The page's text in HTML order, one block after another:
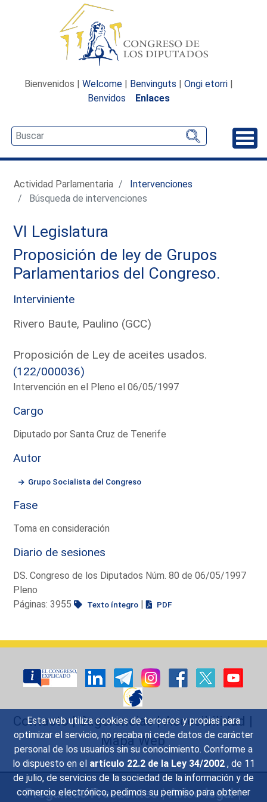
Esta web utiliza cookies de terceros y propias para
optimizar el servicio, no recaba ni cede datos de carácter
personal de los usuarios sin su conocimiento. Conforme a
lo dispuesto en el artículo 22.2 de la Ley 34/2002 , de 11
de julio, de servicios de la sociedad de la información y de
comercio electrónico, pedimos su permiso para obtener
Bienvenidos | Welcome | Benvinguts | Ongi etorri |
Benvidos
Enlaces
Actividad Parlamentaria
Intervenciones
Búsqueda de intervenciones
VI Legislatura
Proposición de ley de Grupos
Parlamentarios del Congreso.
Interviniente
Rivero Baute, Paulino (GCC)
Proposición de Ley de aceites usados.
(122/000036)
Intervención en el Pleno el 06/05/1997
Cargo
Diputado por Santa Cruz de Tenerife
Autor
Grupo Socialista del Congreso
Fase
Toma en consideración
Diario de sesiones
DS. Congreso de los Diputados Núm. 80 de 06/05/1997
Pleno
Páginas: 3955
Texto íntegro | PDF
Contacto|Sugerencias|Accesibilidad |
Mapa Web
Preguntas Frecuentes|Aviso legal|